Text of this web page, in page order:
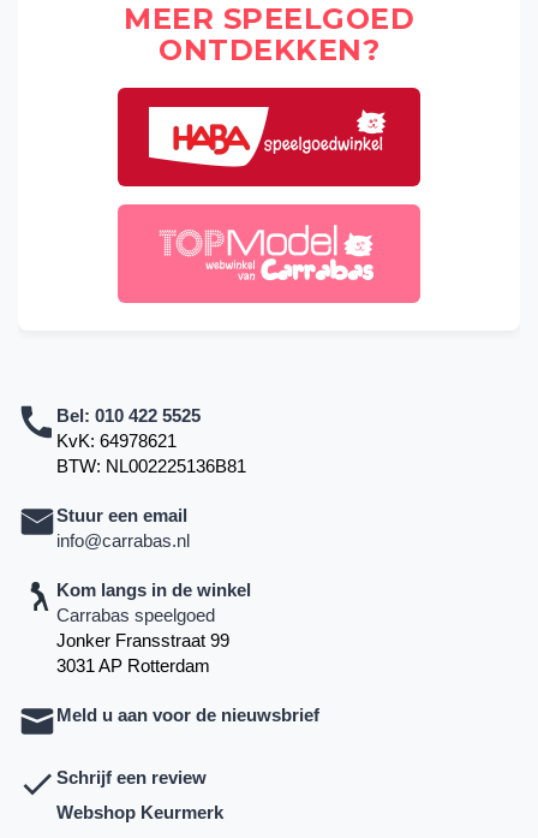
MEER SPEELGOED
ONTDEKKEN?
Bel: 010 422 5525
KvK: 64978621
BTW: NL002225136B81
Stuur een email
info@carrabas.nl
Kom langs in de winkel
Carrabas speelgoed
Jonker Fransstraat 99
3031 AP Rotterdam
Meld u aan voor de nieuwsbrief
Schrijf een review
Webshop Keurmerk